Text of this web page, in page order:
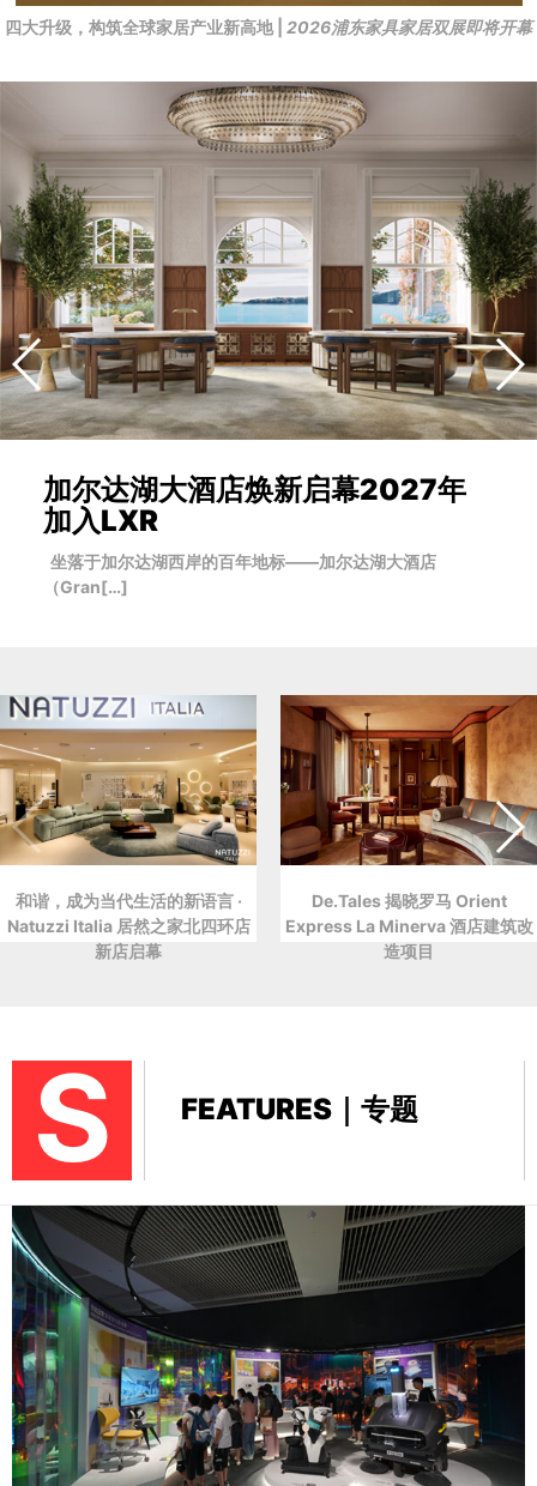
四大升级，构筑全球家居产业新高地 | 2026浦东家具家居双展即将开幕
加尔达湖大酒店焕新启幕2027年
加入LXR
坐落于加尔达湖西岸的百年地标——加尔达湖大酒店
（Gran[…]
和谐，成为当代生活的新语言 ·
Natuzzi Italia 居然之家北四环店
新店启幕
De.Tales 揭晓罗马 Orient
Express La Minerva 酒店建筑改
造项目
S FEATURES｜专题